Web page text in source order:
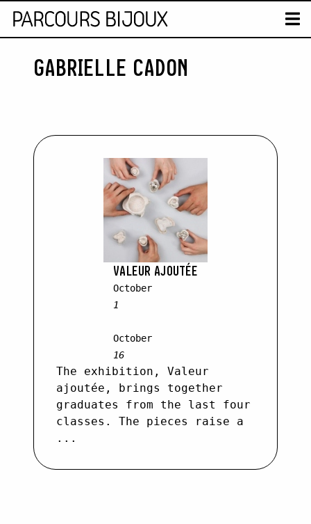
Retour au contenu
MAPGABRIELLE CADON
VALEUR AJOUTÉE
October
1
October
16
The exhibition, Valeur
ajoutée, brings together
graduates from the last four
classes. The pieces raise a
...